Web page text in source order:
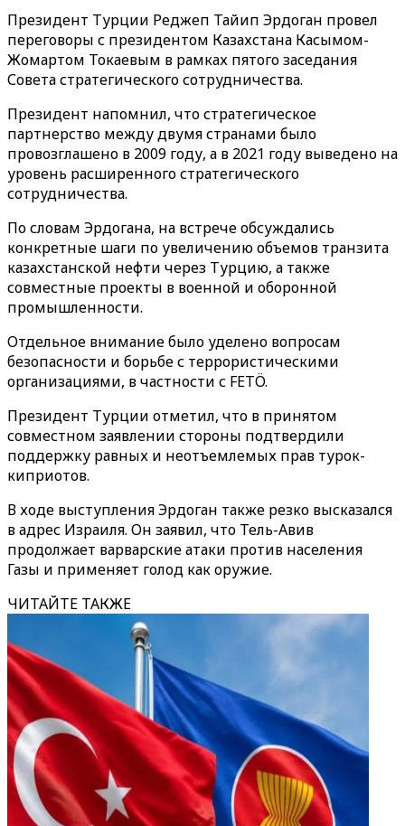
Президент Турции Реджеп Тайип Эрдоган провел
переговоры с президентом Казахстана Касымом-
Жомартом Токаевым в рамках пятого заседания
Совета стратегического сотрудничества.
Президент напомнил, что стратегическое
партнерство между двумя странами было
провозглашено в 2009 году, а в 2021 году выведено на
уровень расширенного стратегического
сотрудничества.
По словам Эрдогана, на встрече обсуждались
конкретные шаги по увеличению объемов транзита
казахстанской нефти через Турцию, а также
совместные проекты в военной и оборонной
промышленности.
Отдельное внимание было уделено вопросам
безопасности и борьбе с террористическими
организациями, в частности с FETÖ.
Президент Турции отметил, что в принятом
совместном заявлении стороны подтвердили
поддержку равных и неотъемлемых прав турок-
киприотов.
В ходе выступления Эрдоган также резко высказался
в адрес Израиля. Он заявил, что Тель-Авив
продолжает варварские атаки против населения
Газы и применяет голод как оружие.
ЧИТАЙТЕ ТАКЖЕ